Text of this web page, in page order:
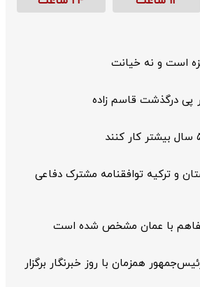
است و نه خیانت
پی درگذشت قاسم‌ زاده
و ترکیه توافقنامه مشترک دفاعی
با عمان مشخص شده است
همزمان با روز خبرنگار برگزار